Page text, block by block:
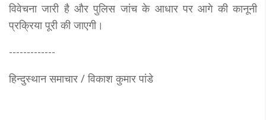
विवेचना जारी है और पुलिस जांच के आधार पर आगे की कानूनी
प्रक्रिया पूरी की जाएगी।
-------------
हिन्दुस्थान समाचार / विकाश कुमार पांडे